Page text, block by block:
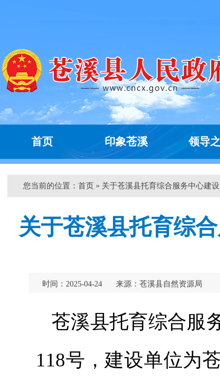
首页 印象苍溪 领导
您当前的位置： 首页 » 关于苍溪县托育综合服务中心建
关于苍溪县托育综
时间：2025-04-24 来源：苍溪县自然资源局
苍溪县托育综合服
118号，建设单位为